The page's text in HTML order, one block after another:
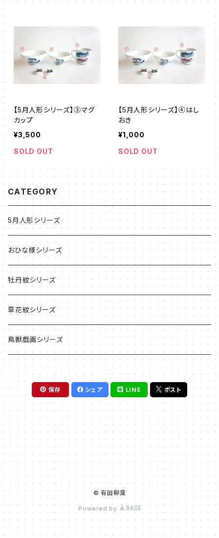
【5月人形シリーズ】③マグ
カップ
¥3,500
SOLD OUT
【5月人形シリーズ】④はし
おき
¥1,000
SOLD OUT
CATEGORY
5月人形シリーズ
おひな様シリーズ
牡丹紋シリーズ
草花紋シリーズ
鳥獣戯画シリーズ
保存 シェア LINE ポスト
© 有田柳窯
Powered by